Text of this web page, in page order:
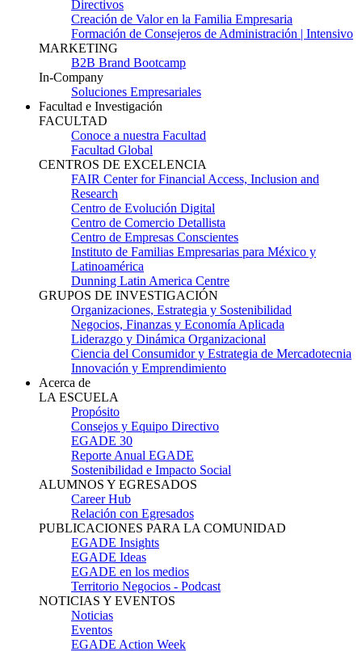
Directivos
Creación de Valor en la Familia Empresaria
Formación de Consejeros de Administración | Intensivo
MARKETING
B2B Brand Bootcamp
In-Company
Soluciones Empresariales
Facultad e Investigación
FACULTAD
Conoce a nuestra Facultad
Facultad Global
CENTROS DE EXCELENCIA
FAIR Center for Financial Access, Inclusion and
Research
Centro de Evolución Digital
Centro de Comercio Detallista
Centro de Empresas Conscientes
Instituto de Familias Empresarias para México y
Latinoamérica
Dunning Latin America Centre
GRUPOS DE INVESTIGACIÓN
Organizaciones, Estrategia y Sostenibilidad
Negocios, Finanzas y Economía Aplicada
Liderazgo y Dinámica Organizacional
Ciencia del Consumidor y Estrategia de Mercadotecnia
Innovación y Emprendimiento
Acerca de
LA ESCUELA
Propósito
Consejos y Equipo Directivo
EGADE 30
Reporte Anual EGADE
Sostenibilidad e Impacto Social
ALUMNOS Y EGRESADOS
Career Hub
Relación con Egresados
PUBLICACIONES PARA LA COMUNIDAD
EGADE Insights
EGADE Ideas
EGADE en los medios
Territorio Negocios - Podcast
NOTICIAS Y EVENTOS
Noticias
Eventos
EGADE Action Week